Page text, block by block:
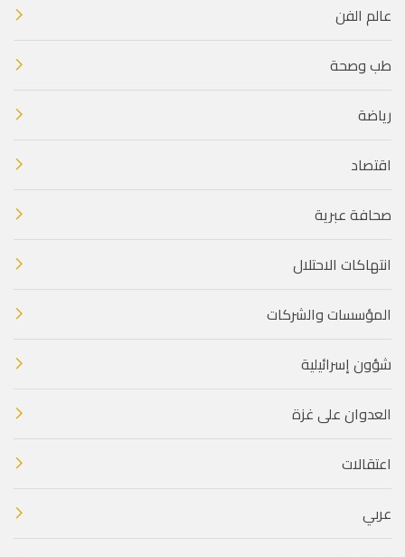
عالم الفن
طب وصحة
رياضة
اقتصاد
صحافة عبرية
انتهاكات الاحتلال
المؤسسات والشركات
شؤون إسرائيلية
العدوان على غزة
اعتقالات
عربي